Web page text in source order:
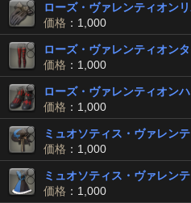
ローズ・ヴァレンティオン
価格 ：1,000
ローズ・ヴァレンティオン
価格 ：1,000
ローズ・ヴァレンティオン
価格 ：1,000
ミュオソティス・ヴァレン
価格 ：1,000
ミュオソティス・ヴァレン
価格 ：1,000